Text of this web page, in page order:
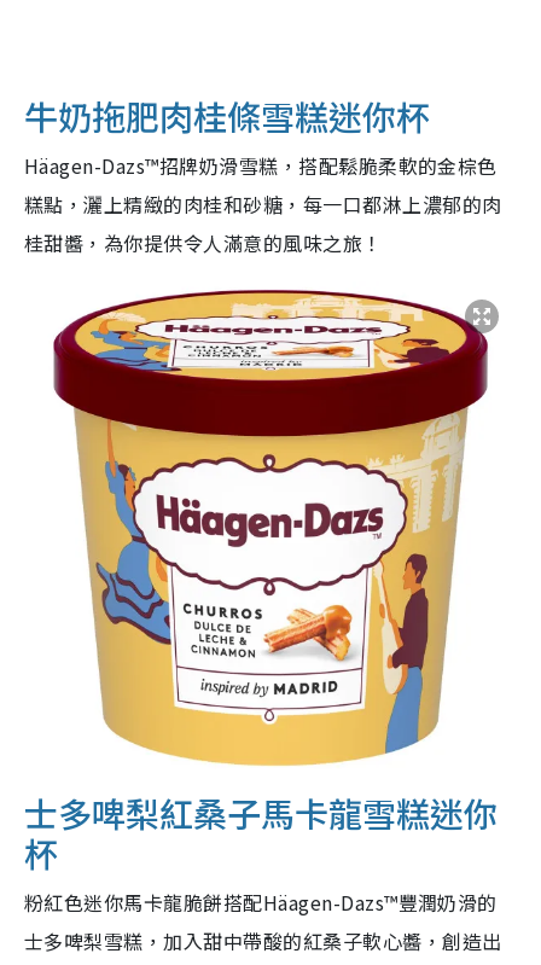
牛奶拖肥肉桂條雪糕迷你杯
Häagen-Dazs™招牌奶滑雪糕，搭配鬆脆柔軟的金棕色
糕點，灑上精緻的肉桂和砂糖，每一口都淋上濃郁的肉
桂甜醬，為你提供令人滿意的風味之旅！
士多啤梨紅桑子馬卡龍雪糕迷你
杯
粉紅色迷你馬卡龍脆餅搭配Häagen-Dazs™豐潤奶滑的
士多啤梨雪糕，加入甜中帶酸的紅桑子軟心醬，創造出